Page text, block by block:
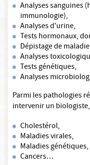
Analyses sanguines
immunologie),
Analyses d'urine,
Tests hormonaux,
Dépistage de
Analyses
Tests génétiques,
Analyses
Parmi les pathologies
intervenir un
Cholestérol,
Maladies virales,
Maladies génétiques,
Cancers…